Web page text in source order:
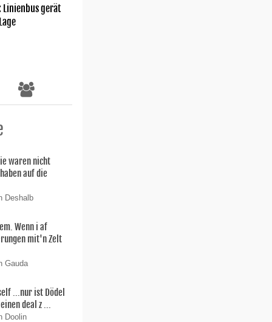
gerät
waren nicht
auf die
Deshalb
Wenn i af
mit'n Zelt
Gauda
...nur ist Dödel
deal z ...
Doolin